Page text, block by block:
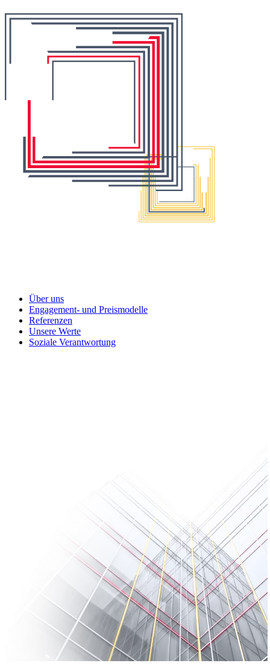
Über uns
Engagement- und Preismodelle
Referenzen
Unsere Werte
Soziale Verantwortung